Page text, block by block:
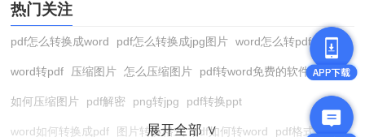
热门关注
pdf怎么转换成word pdf怎么转换成jpg图片 word怎么转pdf
word转pdf 压缩图片 怎么压缩图片 pdf转word免费的软件
如何压缩图片 pdf解密 png转jpg pdf转换ppt
word如何转换成pdf 图片转换格式 pdf如何转word pdf格式转换
展开全部 ∨